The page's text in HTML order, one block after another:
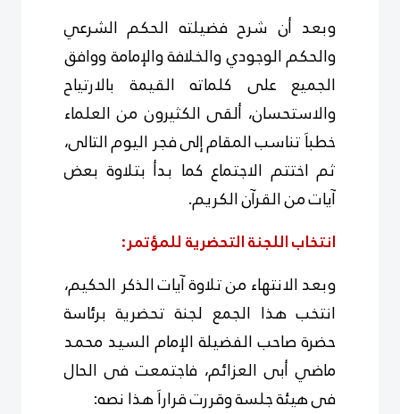
وبعد أن شرح فضيلته الحكم الشرعي
والحكم الوجودي والخلافة والإمامة ووافق
الجميع على كلماته القيمة بالارتياح
والاستحسان، ألقى الكثيرون من العلماء
خطباَ تناسب المقام إلى فجر اليوم التالى،
ثم اختتم الاجتماع كما بدأ بتلاوة بعض
آيات من القرآن الكريم.
انتخاب اللجنة التحضرية للمؤتمر:
وبعد الانتهاء من تلاوة آيات الذكر الحكيم،
انتخب هذا الجمع لجنة تحضرية برئاسة
حضرة صاحب الفضيلة الإمام السيد محمد
ماضي أبى العزائم، فاجتمعت فى الحال
فى هيئة جلسة وقررت قراراَ هذا نصه: